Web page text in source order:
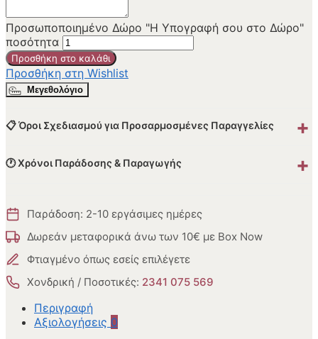
Προσωποποιημένο Δώρο "Η Υπογραφή σου στο Δώρο"
ποσότητα
Προσθήκη στο καλάθι
Προσθήκη στη Wishlist
Μεγεθολόγιο
📋 Όροι Σχεδιασμού για Προσαρμοσμένες Παραγγελίες +
🕐 Χρόνοι Παράδοσης & Παραγωγής +
Παράδοση: 2-10 εργάσιμες ημέρες
Δωρεάν μεταφορικά άνω των 10€ με Box Now
Φτιαγμένο όπως εσείς επιλέγετε
Χονδρική / Ποσοτικές: 2341 075 569
Περιγραφή
Αξιολογήσεις 0